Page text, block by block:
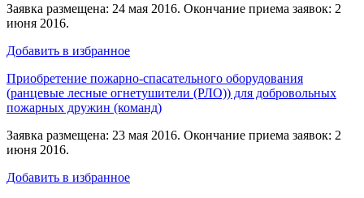
Заявка размещена: 24 мая 2016. Окончание приема заявок: 2
июня 2016.
Добавить в избранное
Приобретение пожарно-спасательного оборудования
(ранцевые лесные огнетушители (РЛО)) для добровольных
пожарных дружин (команд)
Заявка размещена: 23 мая 2016. Окончание приема заявок: 2
июня 2016.
Добавить в избранное